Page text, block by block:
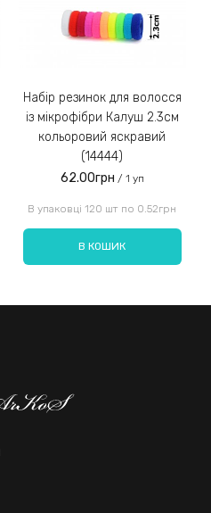
не надсилаємо!
зображенні:
Набір резинок для волосся
із мікрофібри Калуш 2.3см
кольоровий яскравий
(14444)
62.00грн / 1 уп
В упаковці 120 шт по 0.52грн
В КОШИК